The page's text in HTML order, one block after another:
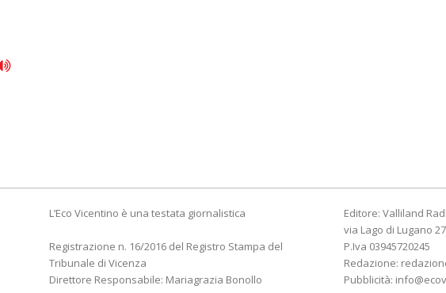
L’Eco Vicentino è una testata giornalistica
Registrazione n. 16/2016 del Registro Stampa del
Tribunale di Vicenza
Direttore Responsabile: Mariagrazia Bonollo
Editore: Valliland
via Lago di Lugano
P.Iva 03945720245
Redazione:
Pubblicità: